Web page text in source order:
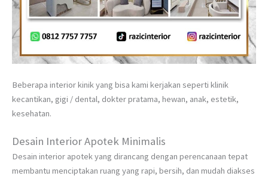
Beberapa interior kinik yang bisa kami kerjakan seperti klinik
kecantikan, gigi / dental, dokter pratama, hewan, anak, estetik,
kesehatan.
Desain Interior Apotek Minimalis
Desain interior apotek yang dirancang dengan perencanaan tepat
membantu menciptakan ruang yang rapi, bersih, dan mudah diakses